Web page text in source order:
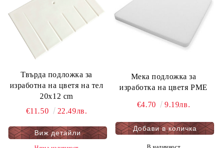
Твърда подложка за
изработна на цветя на тел
20x12 cm
€11.50
22.49лв.
Виж детайли
Мекa подложка за
изработка на цветя PME
€4.70 9.19лв.